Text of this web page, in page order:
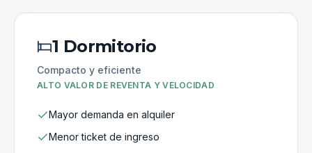
1 Dormitorio
Compacto y eficiente
ALTO VALOR DE REVENTA Y VELOCIDAD
Mayor demanda en alquiler
Menor ticket de ingreso